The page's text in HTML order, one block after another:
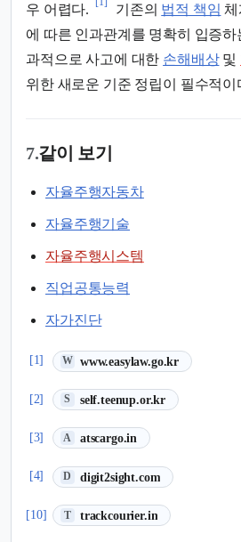
우 어렵다.
기존의 법적 책임
에 따른 인과관계를 명확히 입증하
과적으로 사고에 대한 손해배상및
위한 새로운 기준 정립이 필수적이
7.같이 보기
자율주행자동차
자율주행기술
자율주행시스템
직업공통능력
자가진단
[1] W www.easylaw.go.kr
(새 탭에서 열림)
[2] S self.teenup.or.kr
(새 탭에서 열림)
[3] A atscargo.in
(새 탭에서 열림)
[4] D digit2sight.com
(새 탭에서 열림)
[10] T trackcourier.in
(새 탭에서 열림)